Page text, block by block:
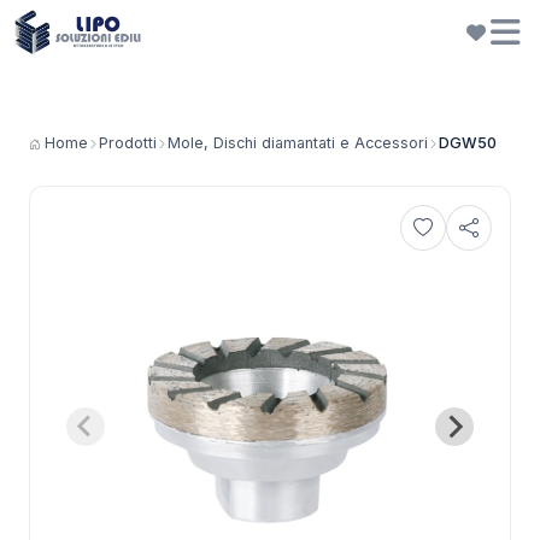
Home Prodotti Mole, Dischi diamantati e Accessori DGW50